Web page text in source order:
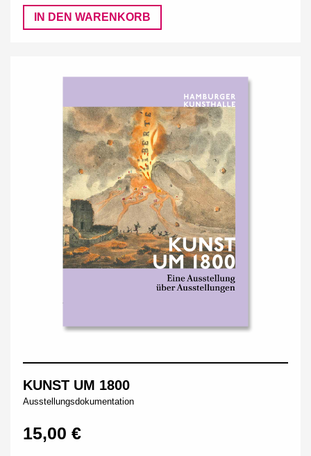
IN DEN WARENKORB
KUNST UM 1800
Ausstellungsdokumentation
15,00 €